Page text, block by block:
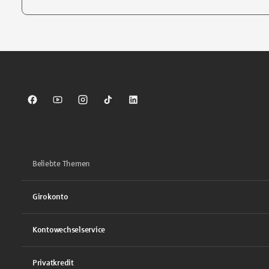
Sparkasse auf Facebook
Sparkasse auf Youtube
Sparkasse auf Instagram
Sparkasse auf TikTok
Sparkasse auf LinkedIn
Beliebte Themen
Girokonto
Kontowechselservice
Privatkredit